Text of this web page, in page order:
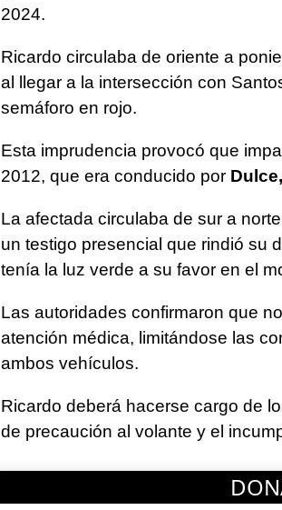
2024.
Ricardo circulaba de oriente a
al llegar a la intersección con
semáforo en rojo.
Esta imprudencia provocó que
2012, que era conducido por
La afectada circulaba de sur a
un testigo presencial que rindió su
tenía la luz verde a su favor en el
Las autoridades confirmaron que
atención médica, limitándose las
ambos vehículos.
Ricardo deberá hacerse cargo de
de precaución al volante y el